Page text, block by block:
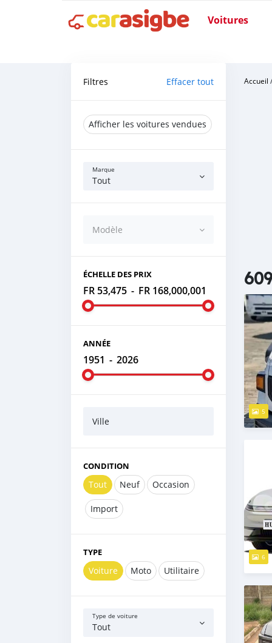
Voitures
Filtres Effacer tout
Afficher les voitures vendues
Marque
Tout
Modèle
ÉCHELLE DES PRIX
FR 53,475 - FR 168,000,001
ANNÉE
1951 - 2026
Ville
CONDITION
Tout Neuf Occasion
Import
TYPE
Voiture Moto Utilitaire
Type de voiture
Tout
Accueil
5
6